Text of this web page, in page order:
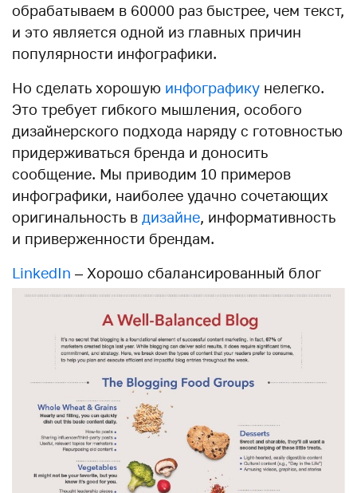
обрабатываем в 60000 раз быстрее, чем текст,
и это является одной из главных причин
популярности инфографики.
Но сделать хорошую инфографику нелегко.
Это требует гибкого мышления, особого
дизайнерского подхода наряду с готовностью
придерживаться бренда и доносить
сообщение. Мы приводим 10 примеров
инфографики, наиболее удачно сочетающих
оригинальность в дизайне, информативность
и приверженности брендам.
LinkedIn – Хорошо сбалансированный блог